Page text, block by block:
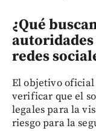
¿Qué
autoridades
redes
El objetivo oficial
verificar que el
legales para la
riesgo para la